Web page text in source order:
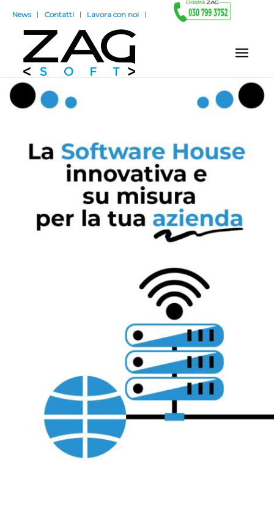
News Contatti Lavora con noi